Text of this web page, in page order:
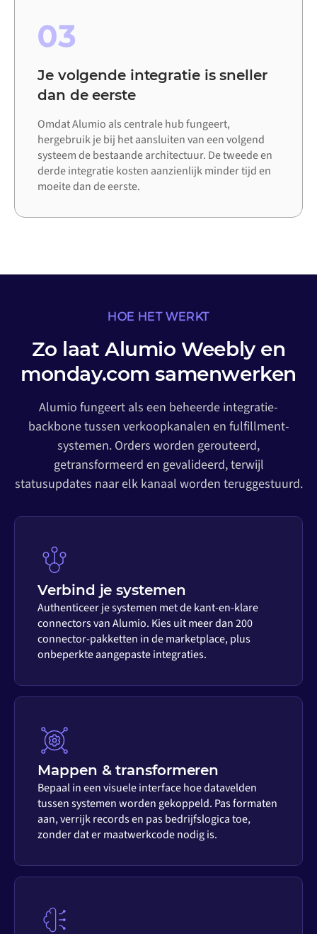
03
Je volgende integratie is sneller
dan de eerste
Omdat Alumio als centrale hub fungeert,
hergebruik je bij het aansluiten van een volgend
systeem de bestaande architectuur. De tweede en
derde integratie kosten aanzienlijk minder tijd en
moeite dan de eerste.
HOE HET WERKT
Zo laat Alumio Weebly en
monday.com samenwerken
Alumio fungeert als een beheerde integratie-
backbone tussen verkoopkanalen en fulfillment-
systemen. Orders worden gerouteerd,
getransformeerd en gevalideerd, terwijl
statusupdates naar elk kanaal worden teruggestuurd.
Verbind je systemen
Authenticeer je systemen met de kant-en-klare
connectors van Alumio. Kies uit meer dan 200
connector-pakketten in de marketplace, plus
onbeperkte aangepaste integraties.
Mappen & transformeren
Bepaal in een visuele interface hoe datavelden
tussen systemen worden gekoppeld. Pas formaten
aan, verrijk records en pas bedrijfslogica toe,
zonder dat er maatwerkcode nodig is.